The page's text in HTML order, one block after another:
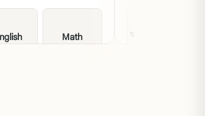
Math
ভাষা ও ব্যাকরণ